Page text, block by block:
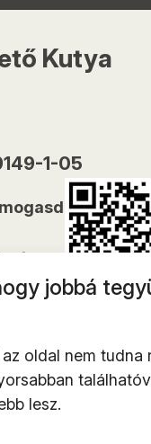
jobbá
oldal nem tudna
lesz.
Kutya
1-05
a